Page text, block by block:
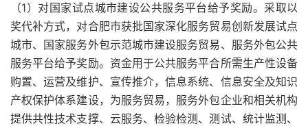
（1）对国家试点城市建设公共服务平台给予奖励。采取以
奖代补方式，对合肥市获批国家深化服务贸易创新发展试点
城市、国家服务外包示范城市建设服务贸易、服务外包公共
服务平台给予奖励。资金用于公共服务平合所需生产性设备
购置、运营及维护、宣传推介，信息系统、信息安全及知识
产权保护体系建设，为服务贸易，服务外包企业和相关机构
提供共性技术支撑、云服务、检验检测、测试、统计监测、